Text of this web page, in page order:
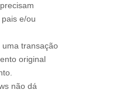
e/ou
transação
original
não dá